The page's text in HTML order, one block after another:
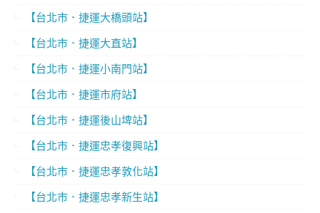
【台北市．捷運大橋頭站】
【台北市．捷運大直站】
【台北市．捷運小南門站】
【台北市．捷運市府站】
【台北市．捷運後山埤站】
【台北市．捷運忠孝復興站】
【台北市．捷運忠孝敦化站】
【台北市．捷運忠孝新生站】